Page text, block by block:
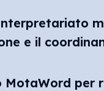
e il
per